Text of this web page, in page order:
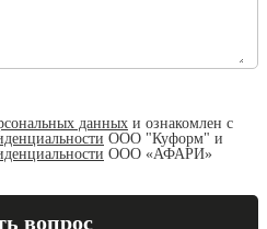
данных и ознакомлен с
ООО "Куформ" и
ООО «АФАРИ»